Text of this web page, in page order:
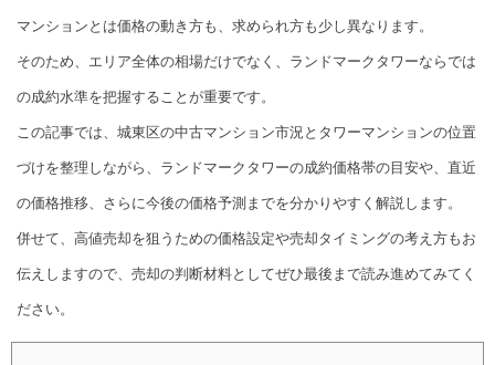
マンションとは価格の動き方も、求められ方も少し異なります。
そのため、エリア全体の相場だけでなく、ランドマークタワーならでは
の成約水準を把握することが重要です。
この記事では、城東区の中古マンション市況とタワーマンションの位置
づけを整理しながら、ランドマークタワーの成約価格帯の目安や、直近
の価格推移、さらに今後の価格予測までを分かりやすく解説します。
併せて、高値売却を狙うための価格設定や売却タイミングの考え方もお
伝えしますので、売却の判断材料としてぜひ最後まで読み進めてみてく
ださい。